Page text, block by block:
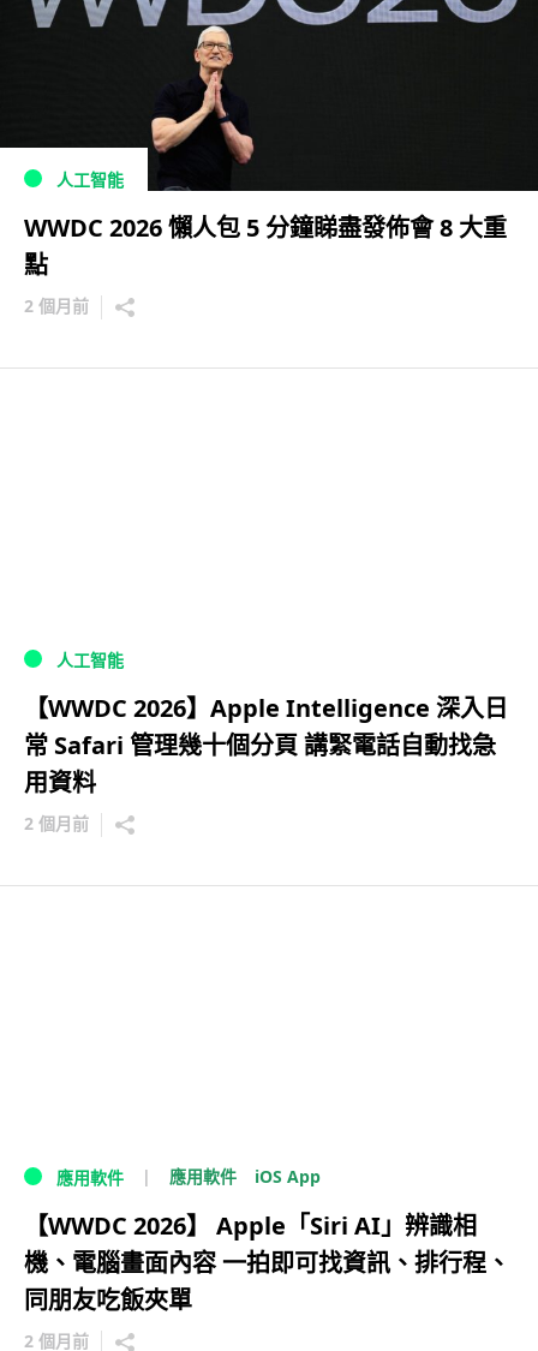
人工智能
WWDC 2026 懶人包 5 分鐘睇盡發佈會 8 大重
點
2 個月前
人工智能
【WWDC 2026】Apple Intelligence 深入日
常 Safari 管理幾十個分頁 講緊電話自動找急
用資料
2 個月前
應用軟件 應用軟件 iOS App
【WWDC 2026】 Apple「Siri AI」辨識相
機、電腦畫面內容 一拍即可找資訊、排行程、
同朋友吃飯夾單
2 個月前